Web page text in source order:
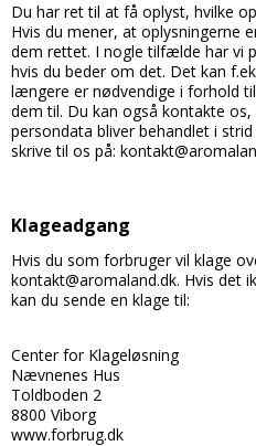
Du har ret til at få oplyst, hvilke
Hvis du mener, at oplysningerne
dem rettet. I nogle tilfælde har vi
hvis du beder om det. Det kan
længere er nødvendige i forhold
dem til. Du kan også kontakte
persondata bliver behandlet i
skrive til os på:
Klageadgang
Hvis du som forbruger vil klage
kontakt@aromaland.dk. Hvis det
kan du sende en klage til:
Center for Klageløsning
Nævnenes Hus
Toldboden 2
8800 Viborg
www.forbrug.dk